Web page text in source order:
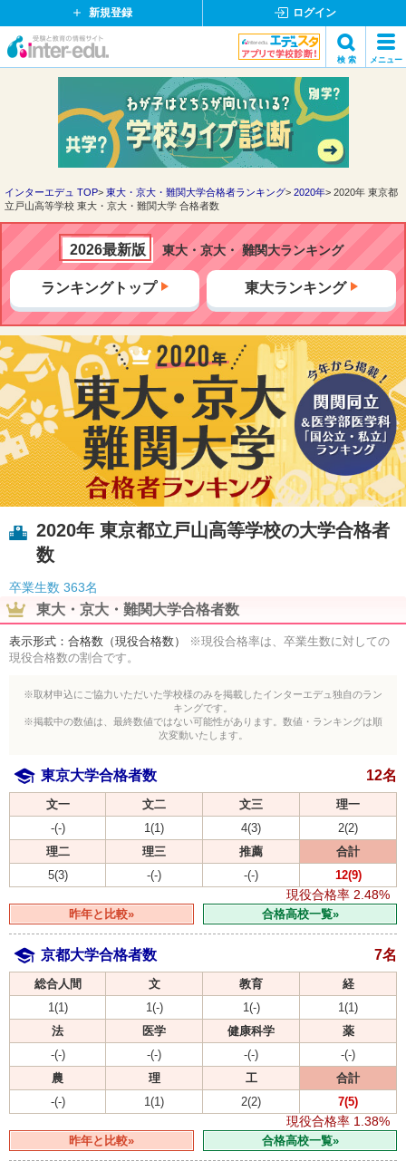
新規登録 ログイン
イ
ド
ッ
ト
検 索 メニュー
検索
インターエデュ TOP 東大・京大・難関大学合格者ランキング 2020年
2020年 東京都
立戸山高等学校 東大・京大・難関大学 合格者数
2026最新版 東大・京大・ 難関大ランキング
ランキングトップ 東大ランキング
2020年 東京都立戸山高等学校の大学合格者
数
卒業生数 363名
東大・京大・難関大学合格者数
表示形式：合格数（現役合格数）
※現役合格率は、卒業生数に対しての
現役合格数の割合です。
※取材申込にご協力いただいた学校様のみを掲載したインターエデュ独自のラン
キングです。
※掲載中の数値は、最終数値ではない可能性があります。数値・ランキングは順
次変動いたします。
東京大学合格者数 12名
文一 文二 文三
理一
-(-)
1(1) 4(3)
2(2)
理二
理三 推薦
合計
5(3)
-(-) -(-) 12(9)
現役合格率 2.48%
昨年と比較» 合格高校一覧»
京都大学合格者数 7名
総合人間 文 教育
経
1(1)
1(-) 1(-)
1(1)
法
医学 健康科学
薬
-(-)
-(-) -(-)
-(-)
農
理 工
合計
-(-)
1(1) 2(2) 7(5)
現役合格率 1.38%
昨年と比較» 合格高校一覧»